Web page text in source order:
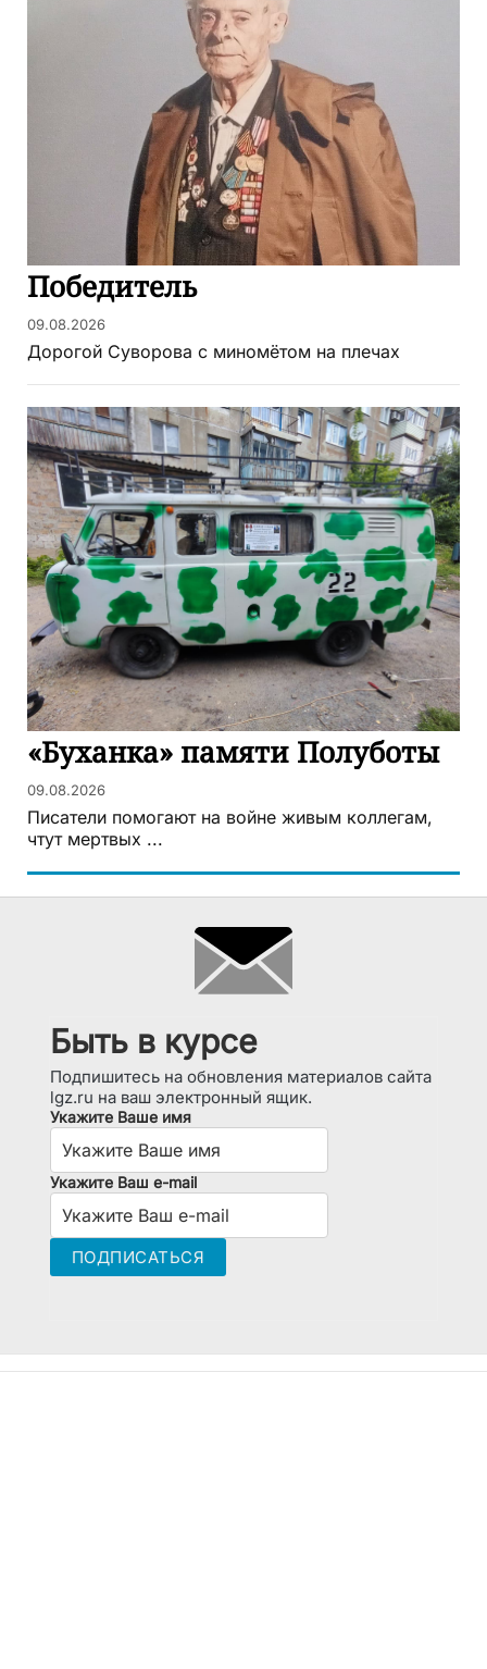
Победитель
09.08.2026
Дорогой Суворова с миномётом на плечах
«Буханка» памяти Полуботы
09.08.2026
Писатели помогают на войне живым коллегам,
чтут мертвых ...
Быть в курсе
Подпишитесь на обновления материалов сайта
lgz.ru на ваш электронный ящик.
Укажите Ваше имя
Укажите Ваш e-mail